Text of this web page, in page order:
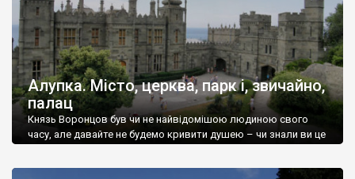
Алупка. Місто, церква, парк і, звичайно,
палац
Князь Воронцов був чи не найвідомішою людиною свого
часу, але давайте не будемо кривити душею – чи знали ви це